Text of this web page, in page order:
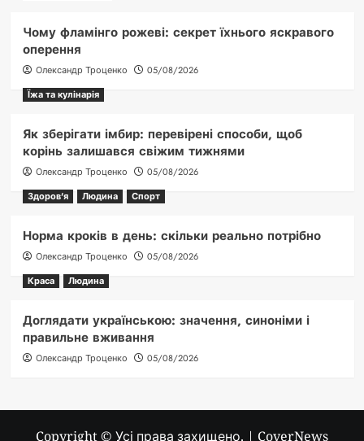
Чому фламінго рожеві: секрет їхнього яскравого
оперення
Олександр Троценко
05/08/2026
Їжа та кулінарія
Як зберігати імбир: перевірені способи, щоб
корінь залишався свіжим тижнями
Олександр Троценко
05/08/2026
Здоров'я
Людина Спорт
Норма кроків в день: скільки реально потрібно
Олександр Троценко
05/08/2026
Краса
Людина
Доглядати українською: значення, синоніми і
правильне вживання
Олександр Троценко 05/08/2026
Copyright © Усі права захищено. | CoverNews